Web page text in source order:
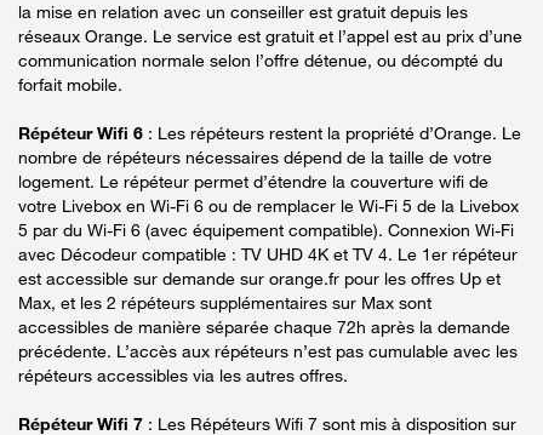
la mise en relation avec un conseiller est gratuit depuis les
réseaux Orange. Le service est gratuit et l’appel est au prix d’une
communication normale selon l’offre détenue, ou décompté du
forfait mobile.
Répéteur Wifi 6 : Les répéteurs restent la propriété d’Orange. Le
nombre de répéteurs nécessaires dépend de la taille de votre
logement. Le répéteur permet d’étendre la couverture wifi de
votre Livebox en Wi-Fi 6 ou de remplacer le Wi-Fi 5 de la Livebox
5 par du Wi-Fi 6 (avec équipement compatible). Connexion Wi-Fi
avec Décodeur compatible : TV UHD 4K et TV 4. Le 1er répéteur
est accessible sur demande sur orange.fr pour les offres Up et
Max, et les 2 répéteurs supplémentaires sur Max sont
accessibles de manière séparée chaque 72h après la demande
précédente. L’accès aux répéteurs n’est pas cumulable avec les
répéteurs accessibles via les autres offres.
Répéteur Wifi 7 : Les Répéteurs Wifi 7 sont mis à disposition sur